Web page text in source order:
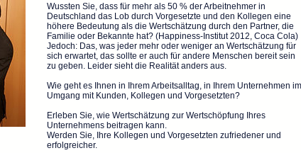
Wussten Sie, dass für mehr als 50 % der Arbeitnehmer in
Deutschland das Lob durch Vorgesetzte und den Kollegen eine
höhere Bedeutung als die Wertschätzung durch den Partner, die
Familie oder Bekannte hat? (Happiness-Institut 2012, Coca Cola)
Jedoch: Das, was jeder mehr oder weniger an Wertschätzung für
sich erwartet, das sollte er auch für andere Menschen bereit sein
zu geben. Leider sieht die Realität anders aus.
Wie geht es Ihnen in Ihrem Arbeitsalltag, in Ihrem Unternehmen im
Umgang mit Kunden, Kollegen und Vorgesetzten?
Erleben Sie, wie Wertschätzung zur Wertschöpfung Ihres
Unternehmens beitragen kann.
Werden Sie, Ihre Kollegen und Vorgesetzten zufriedener und
erfolgreicher.